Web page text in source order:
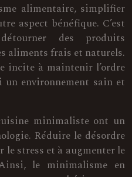
alimentaire, simplifier
aspect bénéfique. C’est
des produits
aliments frais et naturels.
incite à maintenir l’ordre
environnement sain et
minimaliste ont un
Réduire le désordre
stress et à augmenter le
le minimalisme en